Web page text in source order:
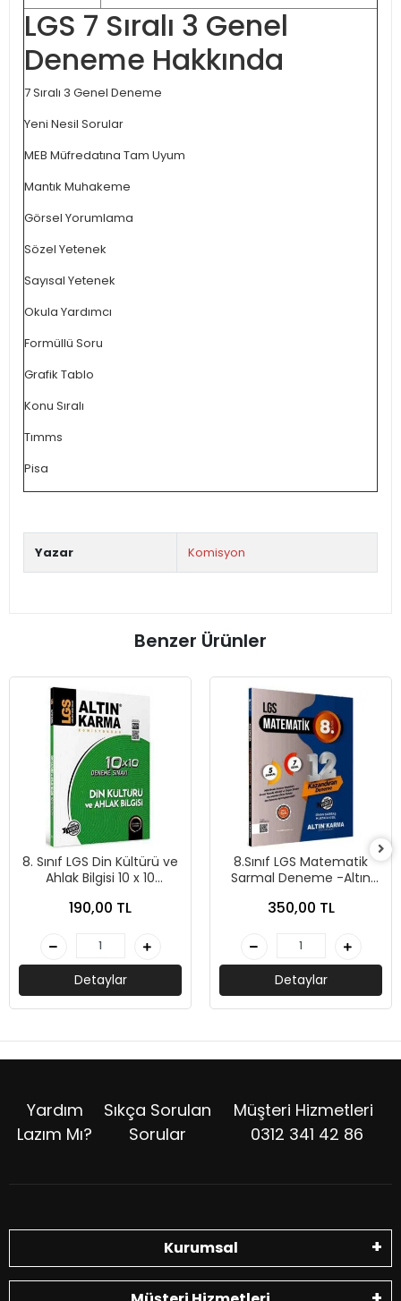
LGS 7 Sıralı 3 Genel
Deneme Hakkında
7 Sıralı 3 Genel Deneme
Yeni Nesil Sorular
MEB Müfredatına Tam Uyum
Mantık Muhakeme
Görsel Yorumlama
Sözel Yetenek
Sayısal Yetenek
Okula Yardımcı
Formüllü Soru
Grafik Tablo
Konu Sıralı
Tımms
Pisa
Yazar Komisyon
Benzer Ürünler
8. Sınıf LGS Din Kültürü ve
Ahlak Bilgisi 10 x 10
Yayınları
190,00 TL
Detaylar
8.Sınıf LGS Matematik
Sarmal Deneme -Altın
350,00 TL
Detaylar
Yardım
Lazım Mı?
Sıkça Sorulan
Sorular
Müşteri Hizmetleri
0312 341 42 86
Kurumsal